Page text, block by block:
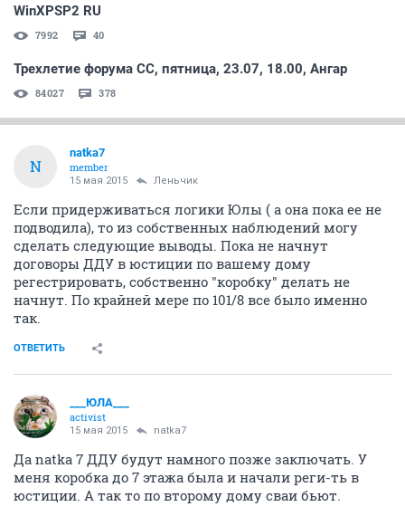
WinXPSP2 RU
7992 40
Трехлетие форума СС, пятница, 23.07, 18.00, Ангар
84027 378
N
natka7
member
15 мая 2015 Леньчик
Если придерживаться логики Юлы ( а она пока ее не
подводила), то из собственных наблюдений могу
сделать следующие выводы. Пока не начнут
договоры ДДУ в юстиции по вашему дому
регестрировать, собственно "коробку" делать не
начнут. По крайней мере по 101/8 все было именно
так.
ОТВЕТИТЬ
___ЮЛА___
activist
15 мая 2015 natka7
Да natka 7 ДДУ будут намного позже заключать. У
меня коробка до 7 этажа была и начали реги-ть в
юстиции. А так то по второму дому сваи бьют.